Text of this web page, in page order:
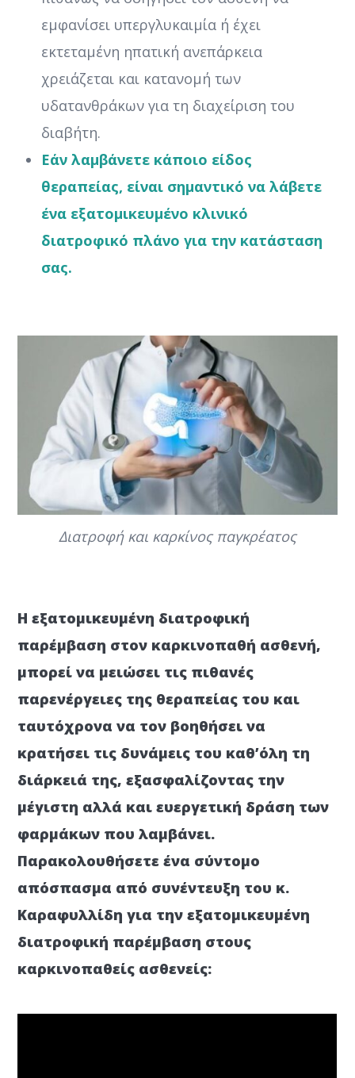
εμφανίσει υπεργλυκαιμία ή έχει
εκτεταμένη ηπατική ανεπάρκεια
χρειάζεται και κατανομή των
υδατανθράκων για τη διαχείριση του
διαβήτη.
Εάν λαμβάνετε κάποιο είδος
θεραπείας, είναι σημαντικό να λάβετε
ένα εξατομικευμένο κλινικό
διατροφικό πλάνο για την κατάσταση
σας.
Διατροφή και καρκίνος παγκρέατος
Η εξατομικευμένη διατροφική
παρέμβαση στον καρκινοπαθή ασθενή,
μπορεί να μειώσει τις πιθανές
παρενέργειες της θεραπείας του και
ταυτόχρονα να τον βοηθήσει να
κρατήσει τις δυνάμεις του καθ’όλη τη
διάρκειά της, εξασφαλίζοντας την
μέγιστη αλλά και ευεργετική δράση των
φαρμάκων που λαμβάνει.
Παρακολουθήσετε ένα σύντομο
απόσπασμα από συνέντευξη του κ.
Καραφυλλίδη για την εξατομικευμένη
διατροφική παρέμβαση στους
καρκινοπαθείς ασθενείς: